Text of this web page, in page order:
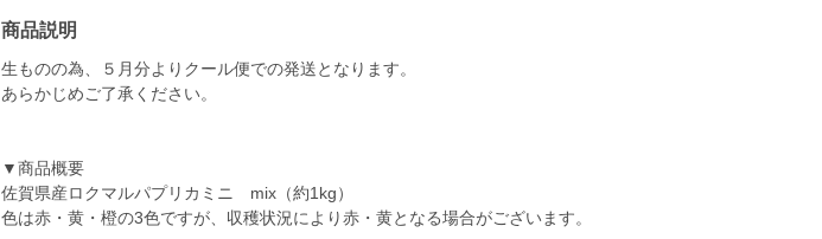
商品説明
生ものの為、５月分よりクール便での発送となります。
あらかじめご了承ください。
▼商品概要
佐賀県産ロクマルパプリカミニ mix（約1kg）
色は赤・黄・橙の3色ですが、収穫状況により赤・黄となる場合がございます。